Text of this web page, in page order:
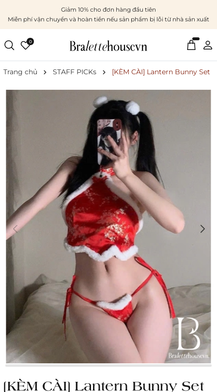
Giảm 10% cho đơn hàng đầu tiên
Miễn phí vận chuyển và hoàn tiền nếu sản phẩm bị lỗi từ nhà sản xuất
0
Trang chủ STAFF PICKs [KÈM CÀI] Lantern Bunny Set
[KÈM CÀI] Lantern Bunny Set